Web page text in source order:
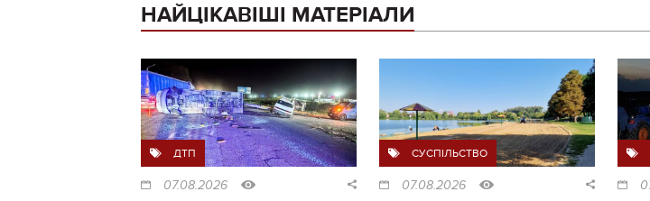
НАЙЦІКАВІШІ МАТЕРІАЛИ
ДТП
07.08.2026
СУСПІЛЬСТВО
07.08.2026